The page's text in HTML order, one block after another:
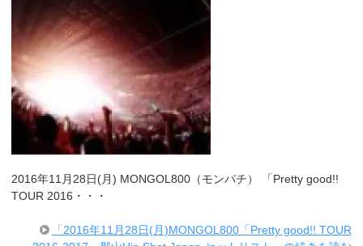
2016年11月28日(月) MONGOL800（モンパチ） 「Pretty good!!
TOUR 2016・・・
「2016年11月28日(月)MONGOL800「Pretty good!! TOUR